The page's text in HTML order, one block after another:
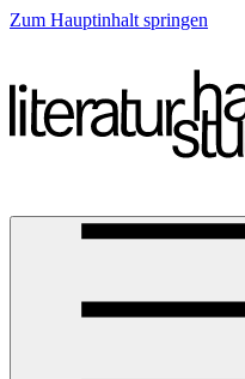
Zum Hauptinhalt springen